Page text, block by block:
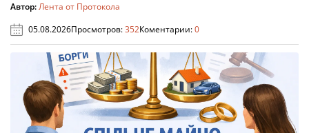
Автор:Лента от Протокола
05.08.2026Просмотров:352Коментарии:0